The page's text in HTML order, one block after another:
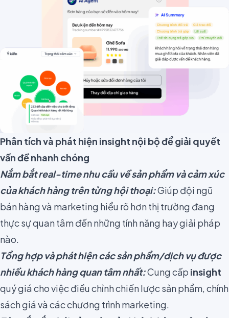
Phân tích và phát hiện insight nội bộ để giải quyết
vấn đề nhanh chóng
Nắm bắt real-time nhu cầu về sản phẩm và cảm xúc
của khách hàng trên từng hội thoại:Giúp đội ngũ
bán hàng và marketing hiểu rõ hơn thị trường đang
thực sự quan tâm đến những tính năng hay giải pháp
nào.
Tổng hợp và phát hiện các sản phẩm/dịch vụ được
nhiều khách hàng quan tâm nhất:Cung cấp insight
quý giá cho việc điều chỉnh chiến lược sản phẩm, chính
sách giá và các chương trình marketing.